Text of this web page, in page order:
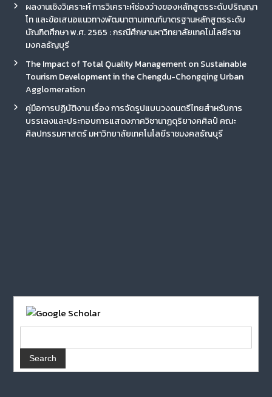
ผลงานเชิงวิเคราะห์ การวิเคราะห์ช่องว่างของหลักสูตรระดับปริญญา
โท และข้อเสนอแนวทางพัฒนาตามเกณฑ์มาตรฐานหลักสูตรระดับ
บัณฑิตศึกษา พ.ศ. 2565 : กรณีศึกษามหาวิทยาลัยเทคโนโลยีราช
มงคลธัญบุรี
The Impact of Total Quality Management on Sustainable
Tourism Development in the Chengdu-Chongqing Urban
Agglomeration
คู่มือการปฏิบัติงาน เรื่อง การจัดรูปแบบวงดนตรีไทยสำหรับการ
บรรเลงและประกอบการแสดงภาควิชานาฏดุริยางคศิลป์ คณะ
ศิลปกรรมศาสตร์ มหาวิทยาลัยเทคโนโลยีราชมงคลธัญบุรี